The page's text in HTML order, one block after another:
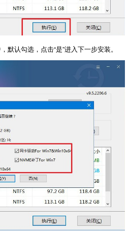
默认勾选，点击“是”进入下一步安装。